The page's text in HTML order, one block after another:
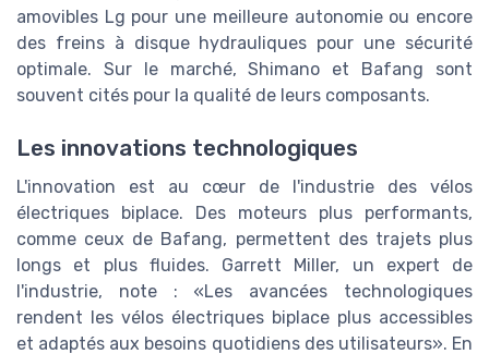
amovibles Lg pour une meilleure autonomie ou encore
des freins à disque hydrauliques pour une sécurité
optimale. Sur le marché, Shimano et Bafang sont
souvent cités pour la qualité de leurs composants.
Les innovations technologiques
L'innovation est au cœur de l'industrie des vélos
électriques biplace. Des moteurs plus performants,
comme ceux de Bafang, permettent des trajets plus
longs et plus fluides. Garrett Miller, un expert de
l'industrie, note : «Les avancées technologiques
rendent les vélos électriques biplace plus accessibles
et adaptés aux besoins quotidiens des utilisateurs». En